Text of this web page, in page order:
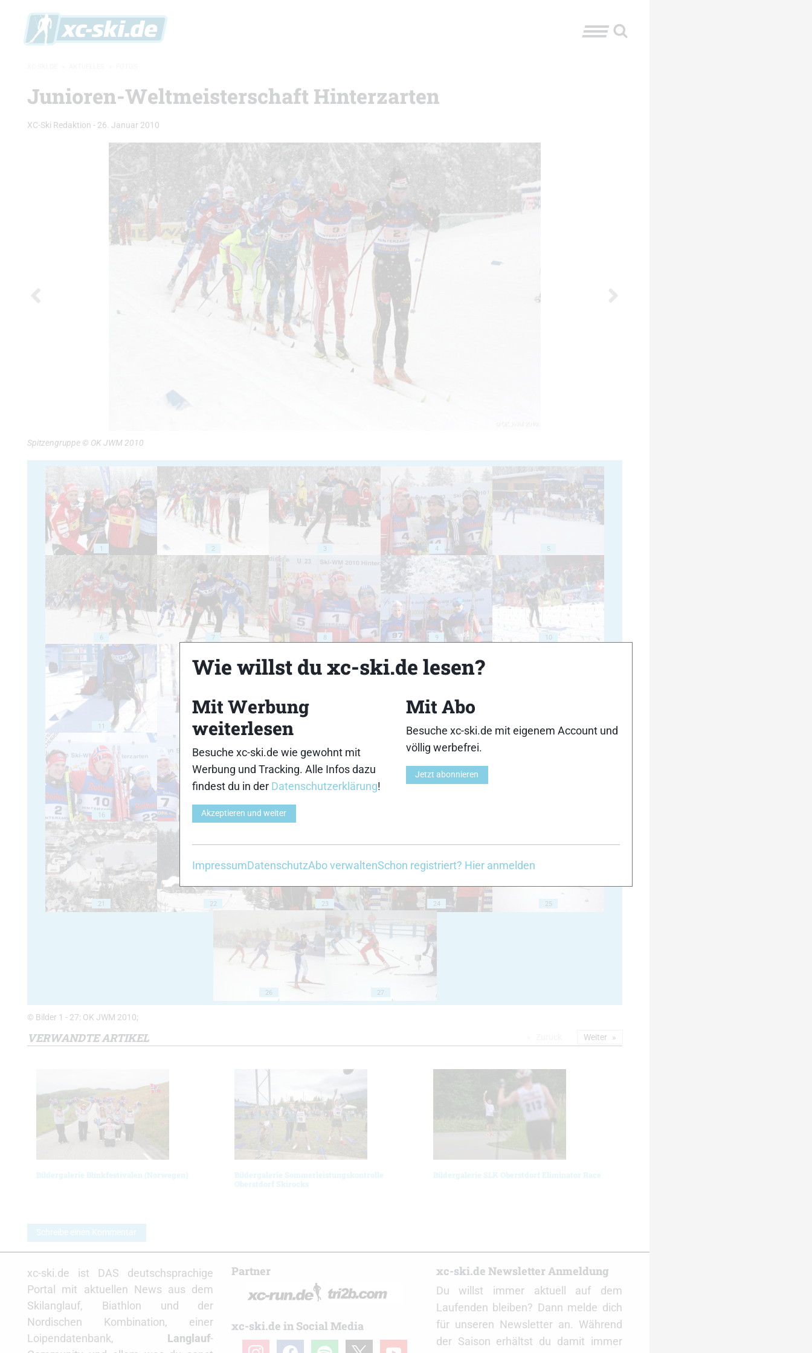
Junioren-Weltmeisterschaft Hinterzarten
XC-Ski Redaktion - 26. Januar 2010
Spitzengruppe © OK JWM 2010
1 2 3 4 5
6 7 8 9 10
11 12 14
16 17
21 22 23 24 25
26 27
© Bilder 1 - 27: OK JWM 2010;
VERWANDTE ARTIKEL
Bildergalerie Blinkfestivalen (Norwegen)
Bildergalerie Sommerleistungskontrolle
Oberstdorf Skirocks
Bildergalerie SLK Oberstdorf Eliminator Race
Weiter
Schreibe einen Kommentar
xc-ski.de ist DAS deutschsprachige
Portal mit aktuellen News aus dem
Skilanglauf, Biathlon und der
Nordischen Kombination, einer
Loipendatenbank, Langlauf-
Partner
xc-ski.de in Social Media
instagramfacebookspotify youtube
xc-ski.de Newsletter Anmeldung
Du willst immer aktuell auf dem
Laufenden bleiben? Dann melde dich
für unseren Newsletter an. Während
der Saison erhältst du damit immer
Wie willst du xc-ski.de lesen?
Mit Werbung
weiterlesen
Besuche xc-ski.de wie gewohnt mit
Werbung und Tracking. Alle Infos dazu
findest du in der Datenschutzerklärung!
Akzeptieren und weiter
Mit Abo
Besuche xc-ski.de mit eigenem Account und
völlig werbefrei.
Jetzt abonnieren
ImpressumDatenschutzAbo verwaltenSchon registriert? Hier anmelden